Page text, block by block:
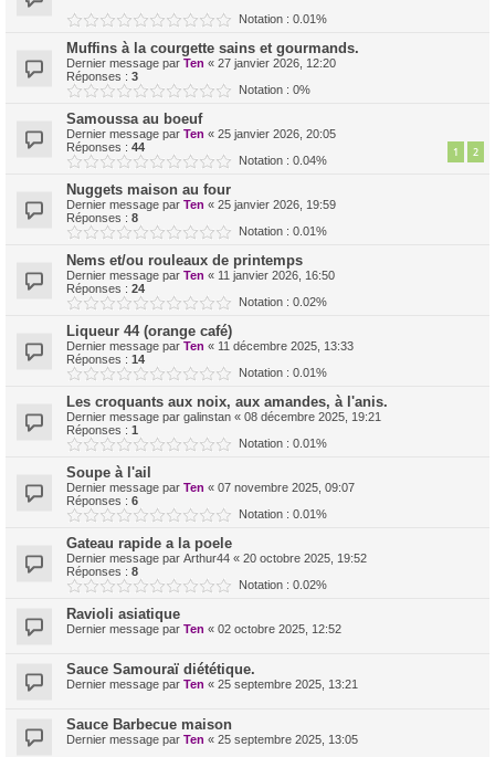
Notation : 0.01%
Muffins à la courgette sains et gourmands.
Dernier message par Ten « 27 janvier 2026, 12:20
Réponses : 3
Notation : 0%
Samoussa au boeuf
Dernier message par Ten « 25 janvier 2026, 20:05
Réponses : 44 1 2
Notation : 0.04%
Nuggets maison au four
Dernier message par Ten « 25 janvier 2026, 19:59
Réponses : 8
Notation : 0.01%
Nems et/ou rouleaux de printemps
Dernier message par Ten « 11 janvier 2026, 16:50
Réponses : 24
Notation : 0.02%
Liqueur 44 (orange café)
Dernier message par Ten « 11 décembre 2025, 13:33
Réponses : 14
Notation : 0.01%
Les croquants aux noix, aux amandes, à l'anis.
Dernier message par galinstan « 08 décembre 2025, 19:21
Réponses : 1
Notation : 0.01%
Soupe à l'ail
Dernier message par Ten « 07 novembre 2025, 09:07
Réponses : 6
Notation : 0.01%
Gateau rapide a la poele
Dernier message par Arthur44 « 20 octobre 2025, 19:52
Réponses : 8
Notation : 0.02%
Ravioli asiatique
Dernier message par Ten « 02 octobre 2025, 12:52
Sauce Samouraï diététique.
Dernier message par Ten « 25 septembre 2025, 13:21
Sauce Barbecue maison
Dernier message par Ten « 25 septembre 2025, 13:05